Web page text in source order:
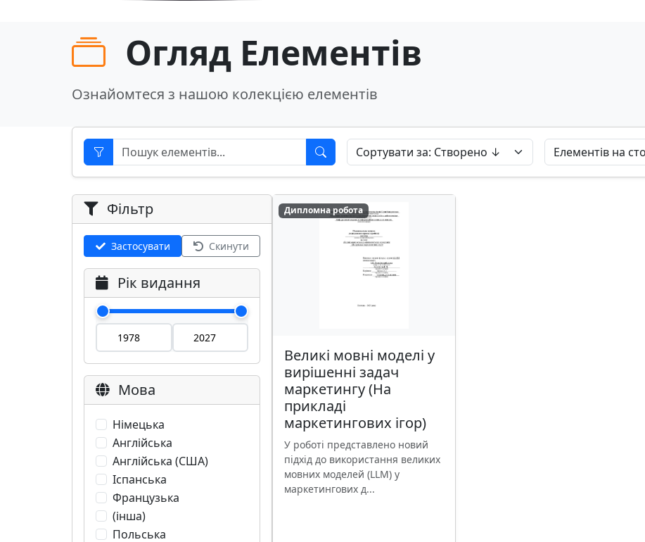
Огляд Елементів
Ознайомтеся з нашою колекцією елементів
Фільтр
Застосувати Скинути
Рік видання
Мова
Німецька
Англійська
Англійська (США)
Іспанська
Французька
(інша)
Польська
Дипломна робота
Великі мовні моделі у
вирішенні задач
маркетингу (На
прикладі
маркетингових ігор)
У роботі представлено новий
підхід до використання великих
мовних моделей (LLM) у
маркетингових д...